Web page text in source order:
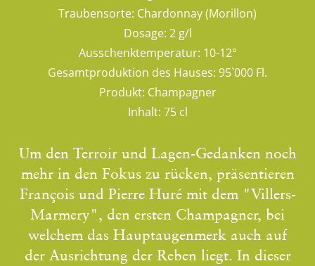
Traubensorte: Chardonnay (Morillon)
Dosage: 2 g/l
Ausschenktemperatur: 10-12°
Gesamtproduktion des Hauses: 95`000 Fl.
Produkt: Champagner
Inhalt: 75 cl
Um den Terroir und Lagen-Gedanken noch
mehr in den Fokus zu rücken, präsentieren
François und Pierre Huré mit dem "Villers-
Marmery", den ersten Champagner, bei
welchem das Hauptaugenmerk auch auf
der Ausrichtung der Reben liegt. In dieser